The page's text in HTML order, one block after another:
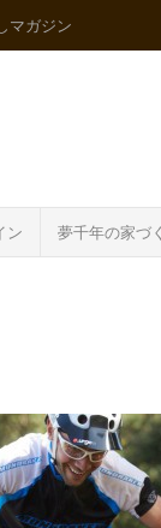
マガジン
ン 夢千年の家づ